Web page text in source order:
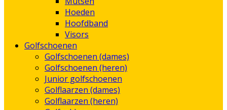
Hoeden
Hoofdband
Visors
Golfschoenen
Golfschoenen (dames)
Golfschoenen (heren)
Junior golfschoenen
Golflaarzen (dames)
Golflaarzen (heren)